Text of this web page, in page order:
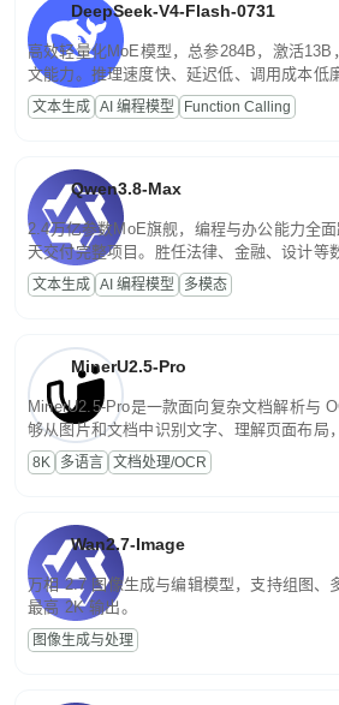
DeepSeek-V4-Flash-0731
高效轻量化MoE模型，总参284B，激活
文能力。推理速度快、延迟低、调用成本低
高并发、轻量化任务，适合日常对话、内容
文案处理等普惠刚需场景。
文本生成 AI 编程模型 Function Calling
Qwen3.8-Max
2.4万亿参数MoE旗舰，编程与办公能力全
天交付完整项目。胜任法律、金融、设计等
话端到端交付生产级成果。原生视觉理解贯
程，支持超长文档与长视频的深度语义解析
文本生成 AI 编程模型 多模态
MinerU2.5-Pro
MinerU2.5-Pro是一款面向复杂文档解析与
够从图片和文档中识别文字、理解页面布局
为便于存储、检索和二次处理的结构化结果。
8K 多语言 文档处理/OCR
Wan2.7-Image
万相 2.7 图像生成与编辑模型，支持组图、
最高 2K 输出。
图像生成与处理